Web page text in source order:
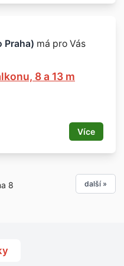
Praha) má pro Vás
8 a 13 m
Více
8 další »